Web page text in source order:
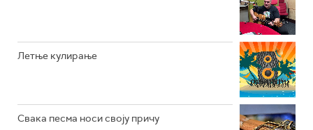
РАДИО ЏЕЗЕР
Летње кулирање
Свака песма носи своју причу